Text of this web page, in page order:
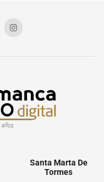
Santa Marta De
Tormes